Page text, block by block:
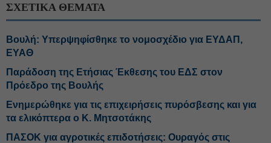
ΣΧΕΤΙΚΑ ΘΕΜΑΤΑ
Βουλή: Υπερψηφίσθηκε το νομοσχέδιο για ΕΥΔΑΠ,
ΕΥΑΘ
Παράδοση της Ετήσιας Έκθεσης του ΕΔΣ στον
Πρόεδρο της Βουλής
Ενημερώθηκε για τις επιχειρήσεις πυρόσβεσης και για
τα ελικόπτερα ο Κ. Μητσοτάκης
ΠΑΣΟΚ για αγροτικές επιδοτήσεις: Ουραγός στις